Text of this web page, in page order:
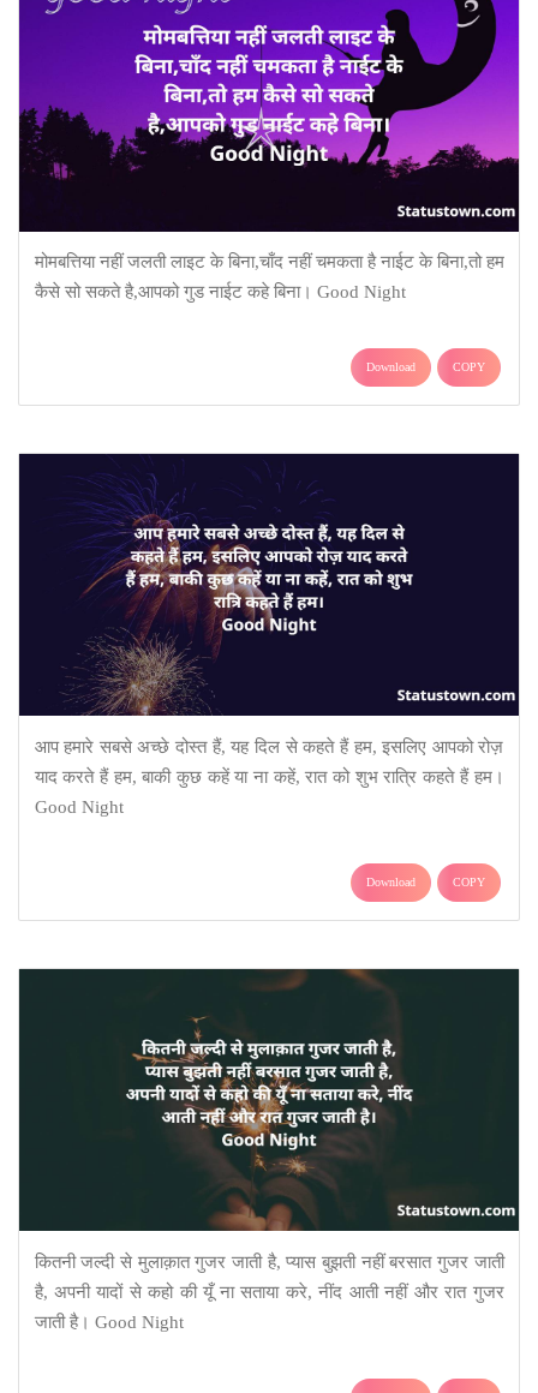
मोमबत्तिया नहीं जलती लाइट के बिना,चाँद नहीं चमकता है नाईट के बिना,तो हम
कैसे सो सकते है,आपको गुड नाईट कहे बिना। Good Night
Download COPY
आप हमारे सबसे अच्छे दोस्त हैं, यह दिल से कहते हैं हम, इसलिए आपको रोज़
याद करते हैं हम, बाकी कुछ कहें या ना कहें, रात को शुभ रात्रि कहते हैं हम।
Good Night
Download COPY
कितनी जल्दी से मुलाक़ात गुजर जाती है, प्यास बुझती नहीं बरसात गुजर जाती
है, अपनी यादों से कहो की यूँ ना सताया करे, नींद आती नहीं और रात गुजर
जाती है। Good Night